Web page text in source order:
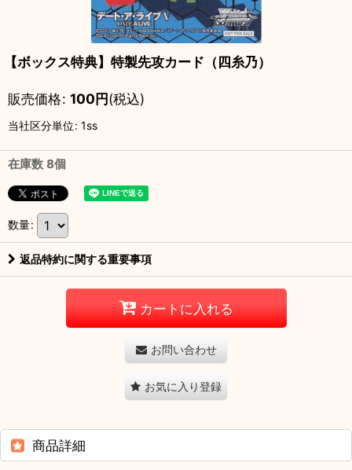
【ボックス特典】特製先攻カード（四糸乃）
販売価格: 100円(税込)
当社区分単位: 1ss
在庫数 8個
数量:
返品特約に関する重要事項
カートに入れる
お問い合わせ
お気に入り登録
商品詳細